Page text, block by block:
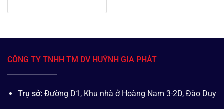
CÔNG TY TNHH TM DV HUỲNH GIA PHÁT
Trụ sở: Đường D1, Khu nhà ở Hoàng Nam 3-2D, Đào Duy